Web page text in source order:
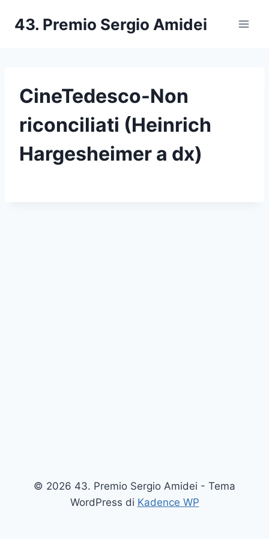
43. Premio Sergio Amidei
CineTedesco-Non
riconciliati (Heinrich
Hargesheimer a dx)
© 2026 43. Premio Sergio Amidei - Tema
WordPress di Kadence WP